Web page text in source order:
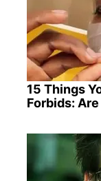
15 Things
Forbids: